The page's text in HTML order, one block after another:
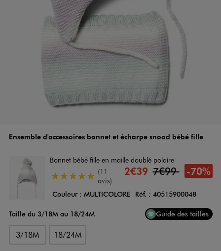
Ensemble d'accessoires bonnet et écharpe snood bébé fille
Bonnet bébé fille en maille doublé polaire
2€39 7€99 -70%
5/5 de moyenne
(11
avis)
Couleur : MULTICOLORE Réf. : 40515900048
Taille du 3/18M au 18/24M Guide des tailles
3/18M 18/24M